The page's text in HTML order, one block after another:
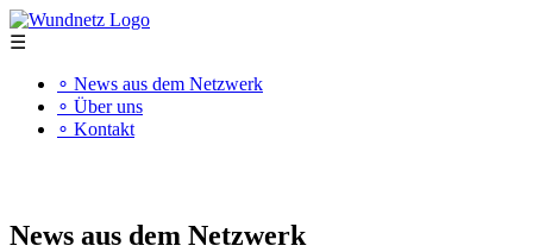
☰
∘ News aus dem Netzwerk
∘ Über uns
∘ Kontakt
News aus dem Netzwerk